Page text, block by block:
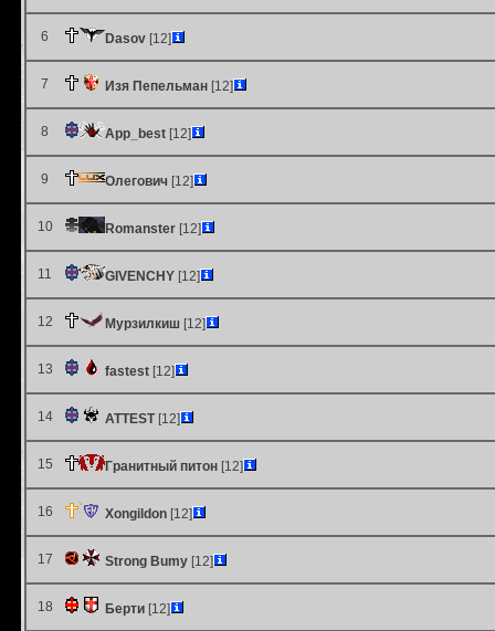
6 Dasov [12]
7 Изя Пепельман [12]
8 App_best [12]
9 Олегович [12]
10 Romanster [12]
11 GIVENCHY [12]
12 Мурзилкиш [12]
13 fastest [12]
14 ATTEST[12]
15 Гранитный питон [12]
16 Xongildon [12]
17 Strong Bumy [12]
18 Берти [12]